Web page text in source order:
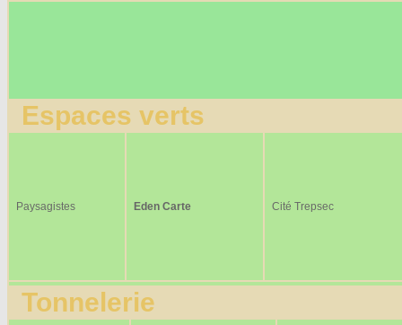
Espaces verts
Paysagistes Eden Carte Cité Trepsec
Tonnelerie